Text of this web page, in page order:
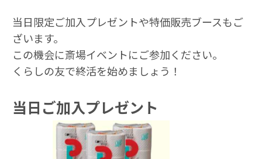
当日限定ご加入プレゼントや特価販売ブースもご
ざいます。
この機会に斎場イベントにご参加ください。
くらしの友で終活を始めましょう！
当日ご加入プレゼント